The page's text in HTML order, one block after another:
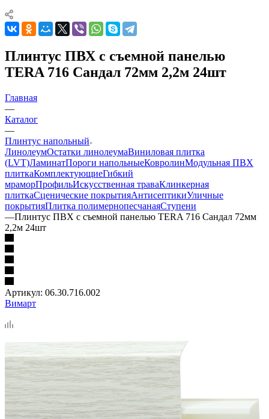
Плинтус ПВХ c съемной панелью
TERA 716 Сандал 72мм 2,2м 24шт
Главная
—
Каталог
—
Плинтус напольный
ЛинолеумОстатки линолеумаВиниловая плитка
(LVT)ЛаминатПороги напольныеКовролинМодульная ПВХ
плиткаКомплектующиеГибкий
мраморПрофильИскусственная траваКлинкерная
плиткаСценические покрытияАнтисептикиУличные
покрытияПлитка полимернопесчанаяСтупени
—Плинтус ПВХ c съемной панелью TERA 716 Сандал 72мм
2,2м 24шт
Артикул: 06.30.716.002
Вимарт